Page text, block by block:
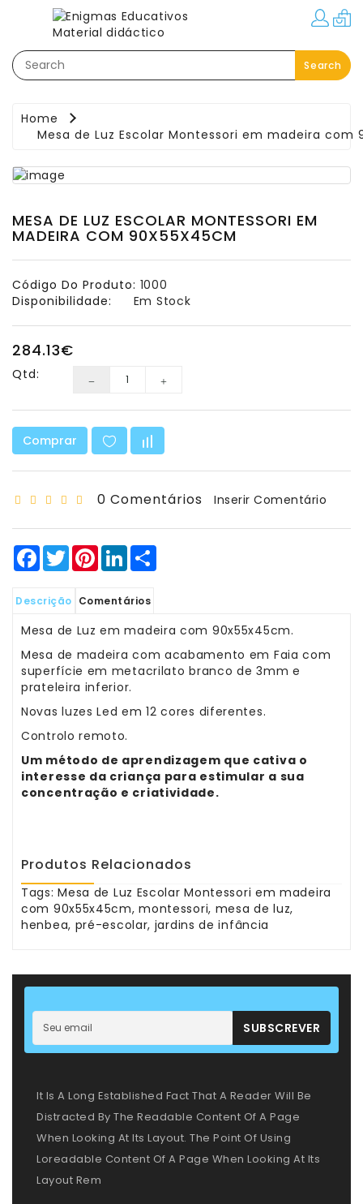
Search
Categorias
Festas–
Material
Interior
-
Exterior
Matemática
Ciência
E
Robótica
Escolar
Manualidades
Equipamento
Sala
Sacos
-
T-
Shirt
Bonés
–
–
Aventais
Primeiras
Descobertas
Home
Mesa de Luz Escolar Montessori em madeira com
MESA DE LUZ ESCOLAR MONTESSORI EM
MADEIRA COM 90X55X45CM
Código Do Produto: 1000
Disponibilidade:
Em Stock
284.13€
Qtd:
Comprar
0 Comentários Inserir Comentário
Facebook
TwitterPinterestLinkedIn
Descrição Comentários
Mesa de Luz em madeira com 90x55x45cm.
Mesa de madeira com acabamento em Faia com
superfície em metacrilato branco de 3mm e
prateleira inferior.
Novas luzes Led em 12 cores diferentes.
Controlo remoto.
Um método de aprendizagem que cativa o
interesse da criança para estimular a sua
concentração e criatividade.
Produtos Relacionados
Tags:Mesa de Luz Escolar Montessori em madeira
com 90x55x45cm,montessori, mesa de luz,
henbea, pré-escolar, jardins de infância
SUBSCREVER
It Is A Long Established Fact That A Reader Will Be
Distracted By The Readable Content Of A Page
When Looking At Its Layout. The Point Of Using
Loreadable Content Of A Page When Looking At Its
Layout Rem